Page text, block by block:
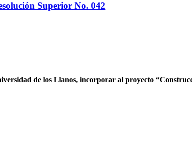
Superior No. 042
de los Llanos, incorporar al proyecto